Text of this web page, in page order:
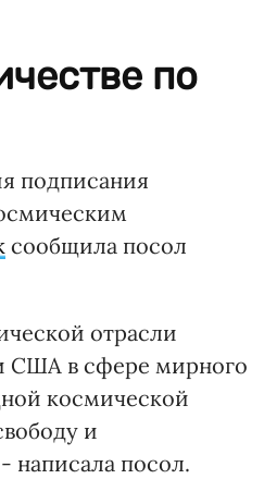
по
подписания
сообщила посол
отрасли
США в сфере мирного
космической
и
написала посол.